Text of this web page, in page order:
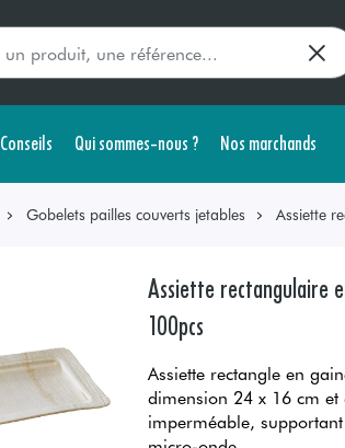
Conseils Qui sommes-nous ? Nos marchands
Gobelets pailles couverts jetables Assiette
Assiette rectangulaire
100pcs
Assiette rectangle en
dimension 24 x 16 cm
imperméable,